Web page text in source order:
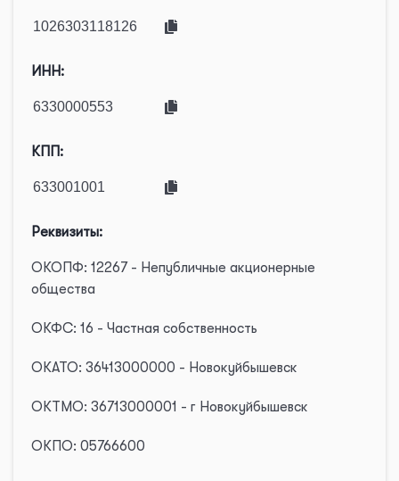
ИНН:
КПП:
Реквизиты:
ОКОПФ: 12267 - Непубличные акционерные
общества
ОКФС: 16 - Частная собственность
ОКАТО: 36413000000 - Новокуйбышевск
ОКТМО: 36713000001 - г Новокуйбышевск
ОКПО: 05766600